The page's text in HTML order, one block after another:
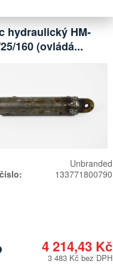
hydraulický HM-
160 (ovládá...
Unbranded
133771800790
4 214,43 Kč
3 483 Kč bez DPH